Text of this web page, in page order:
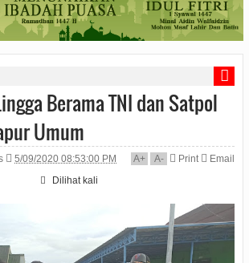
Berama TNI dan Satpol
Umum
5/09/2020 08:53:00 PM A+ A- Print
Email
Dilihat kali